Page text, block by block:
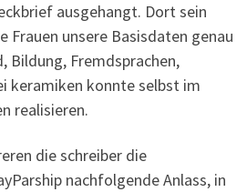
ausgehangt. Dort sein
Frauen unsere Basisdaten genau
Bildung, Fremdsprachen,
keramiken konnte selbst im
realisieren.
die schreiber die
nachfolgende Anlass, in